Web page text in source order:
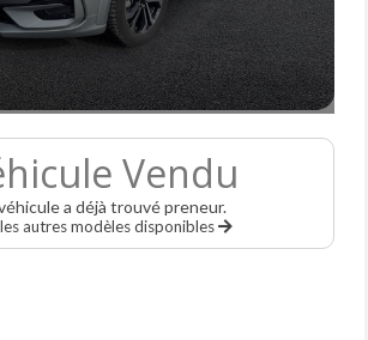
Vendu
a déjà trouvé preneur.
autres modèles disponibles